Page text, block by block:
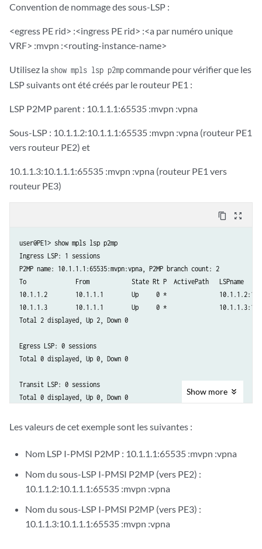
Convention de nommage des sous-LSP :
<egress PE rid> :<ingress PE rid> :<a par numéro unique
VRF> :mvpn :<routing-instance-name>
Utilisez la show mpls lsp p2mpcommande pour vérifier que les
LSP suivants ont été créés par le routeur PE1 :
LSP P2MP parent : 10.1.1.1:65535 :mvpn :vpna
Sous-LSP : 10.1.1.2:10.1.1.1:65535 :mvpn :vpna (routeur PE1
vers routeur PE2) et
10.1.1.3:10.1.1.1:65535 :mvpn :vpna (routeur PE1 vers
routeur PE3)
content_copy zoom_out_map
user@PE1> show mpls lsp p2mp
Ingress LSP: 1 sessions
P2MP name: 10.1.1.1:65535:mvpn:vpna, P2MP branch count: 2
To              From            State Rt P  ActivePath   LSPname
10.1.1.2        10.1.1.1        Up     0 *
10.1.1.3        10.1.1.1        Up     0 *
Total 2 displayed, Up 2, Down 0
Egress LSP: 0 sessions
Total 0 displayed, Up 0, Down 0
Transit LSP: 0 sessions
Show more
Les valeurs de cet exemple sont les suivantes :
Nom LSP I-PMSI P2MP : 10.1.1.1:65535 :mvpn :vpna
Nom du sous-LSP I-PMSI P2MP (vers PE2) :
10.1.1.2:10.1.1.1:65535 :mvpn :vpna
Nom du sous-LSP I-PMSI P2MP (vers PE3) :
10.1.1.3:10.1.1.1:65535 :mvpn :vpna